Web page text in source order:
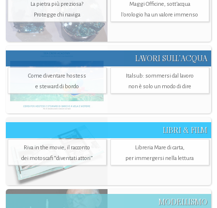
La pietra più preziosa?
Protegge chi naviga
Maggi Officine, sott’acqua
l'orologio ha un valore immenso
LAVORI SULL’ACQUA
Come diventare hostess
e steward di bordo
Italsub: sommersi dal lavoro
non è solo un modo di dire
LIBRI & FILM
Riva in the movie, il racconto
dei motoscafi “diventati attori”
Libreria Mare di carta,
per immergersi nella lettura
MODELLISMO